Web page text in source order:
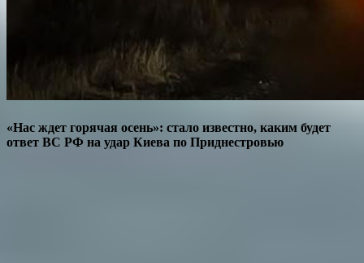
«Нас ждет горячая осень»: стало известно, каким будет
ответ ВС РФ на удар Киева по Приднестровью